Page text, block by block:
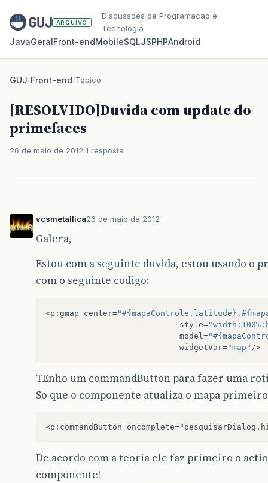
ARQUIVO
Discussoes de Programacao e
Tecnologia
JavaGeralFront‑endMobileSQLJSPHPAndroid
GUJ/Front-end/Topico
[RESOLVIDO]Duvida com update do
primefaces
26 de maio de 2012 1 resposta
vcsmetallica26 de maio de 2012
Galera,
Estou com a seguinte duvida, estou usando o
com o seguinte codigo:
<p : gmap center=
style=
model =
widgetVar="map" />
TEnho um commandButton para fazer uma
So que o componente atualiza o mapa
De acordo com a teoria ele faz primeiro o
componente!